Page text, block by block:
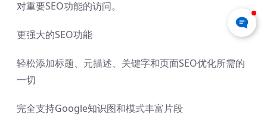
对重要SEO功能的访问。
更强大的SEO功能
轻松添加标题、元描述、关键字和页面SEO优化所需的
一切
完全支持Google知识图和模式丰富片段